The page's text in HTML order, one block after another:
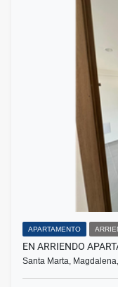
APARTAMENTO
EN ARRIENDO
Santa Marta,